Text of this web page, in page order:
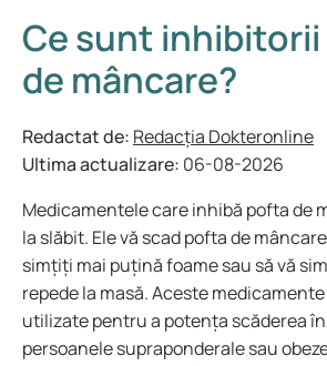
Ce sunt
de mâncare?
Redactat de: Redacția Dokteronline
Ultima actualizare: 06-08-2026
Medicamentele care inhibă pofta de
la slăbit. Ele vă scad pofta de
simțiți mai puțină foame sau să vă
repede la masă. Aceste
utilizate pentru a potența scăderea
persoanele supraponderale sau